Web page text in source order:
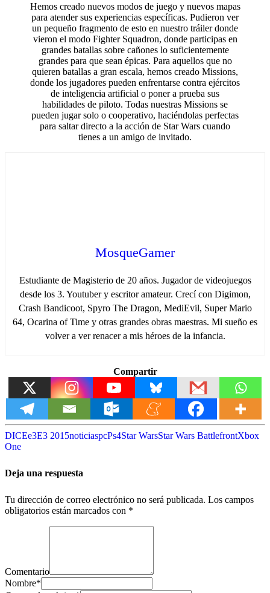
Hemos creado nuevos modos de juego y nuevos mapas
para atender sus experiencias específicas. Pudieron ver
un pequeño fragmento de esto en nuestro tráiler donde
vieron el modo Fighter Squadron, donde participas en
grandes batallas sobre cañones lo suficientemente
grandes para que sean épicas. Para aquellos que no
quieren batallas a gran escala, hemos creado Missions,
donde los jugadores pueden enfrentarse contra ejércitos
de inteligencia artificial o poner a prueba sus
habilidades de piloto. Todas nuestras Missions se
pueden jugar solo o cooperativo, haciéndolas perfectas
para saltar directo a la acción de Star Wars cuando
tienes a un amigo de invitado.
MosqueGamer
Estudiante de Magisterio de 20 años. Jugador de videojuegos
desde los 3. Youtuber y escritor amateur. Crecí con Digimon,
Crash Bandicoot, Spyro The Dragon, MediEvil, Super Mario
64, Ocarina of Time y otras grandes obras maestras. Mi sueño es
volver a ver renacer a mis héroes de la infancia.
Compartir
DICEe3E3 2015noticiaspcPs4Star WarsStar Wars BattlefrontXbox
One
Deja una respuesta
Tu dirección de correo electrónico no será publicada. Los campos
obligatorios están marcados con *
Comentario
Nombre*